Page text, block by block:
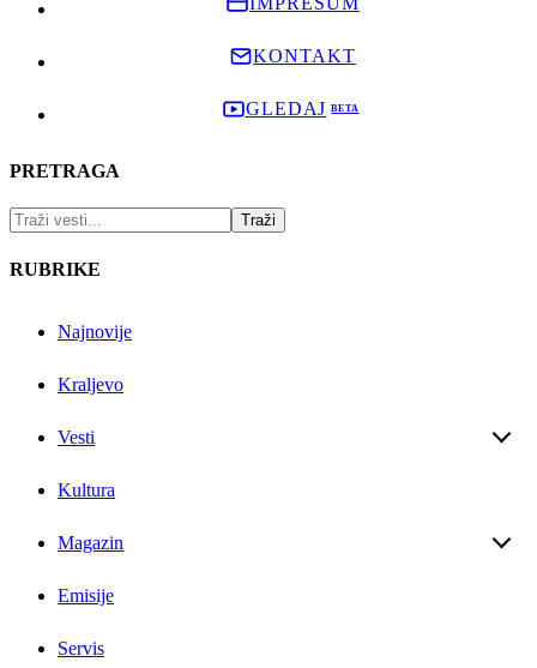
KONTAKT
GLEDAJ
PRETRAGA
RUBRIKE
Najnovije
Kraljevo
Vesti
Kultura
Magazin
Emisije
Servis